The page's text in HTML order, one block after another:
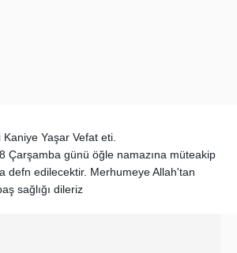
Yaşar Vefat eti.
Çarşamba günü öğle namazına müteakip
defn edilecektir. Merhumeye Allah'tan
sağlığı dileriz